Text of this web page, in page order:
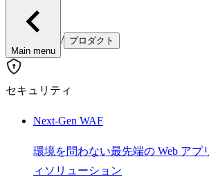
Main menu
/ プロダクト
セキュリティ
Next-Gen WAF
環境を問わない最先端の Web アプ
ィソリューション